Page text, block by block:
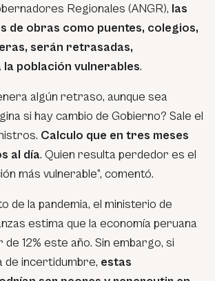
Regionales (ANGR), las
de obras como puentes, colegios,
serán retrasadas,
población vulnerables.
algún retraso, aunque sea
si hay cambio de Gobierno? Sale el
Calculo que en tres meses
al día. Quien resulta perdedor es el
más vulnerable”, comentó.
de la pandemia, el ministerio de
estima que la economía peruana
12% este año. Sin embargo, si
de incertidumbre, estas